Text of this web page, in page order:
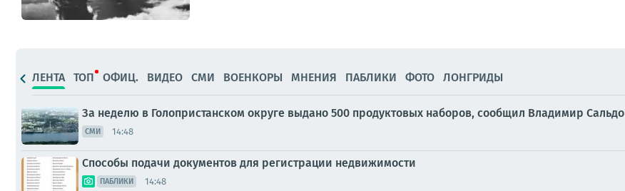
ЛЕНТА ТОП ОФИЦ. ВИДЕО СМИ ВОЕНКОРЫ МНЕНИЯ ПАБЛИКИ ФОТО ЛОНГРИДЫ
За неделю в Голопристанском округе выдано 500 продуктовых наборов, сообщил Владимир Сальдо
СМИ 14:48
Способы подачи документов для регистрации недвижимости
ПАБЛИКИ 14:48